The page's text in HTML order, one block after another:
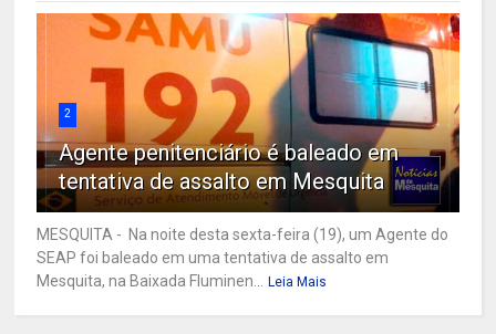
2
Agente penitenciário é baleado em
tentativa de assalto em Mesquita
MESQUITA - Na noite desta sexta-feira (19), um Agente do
SEAP foi baleado em uma tentativa de assalto em
Mesquita, na Baixada Fluminen... Leia Mais